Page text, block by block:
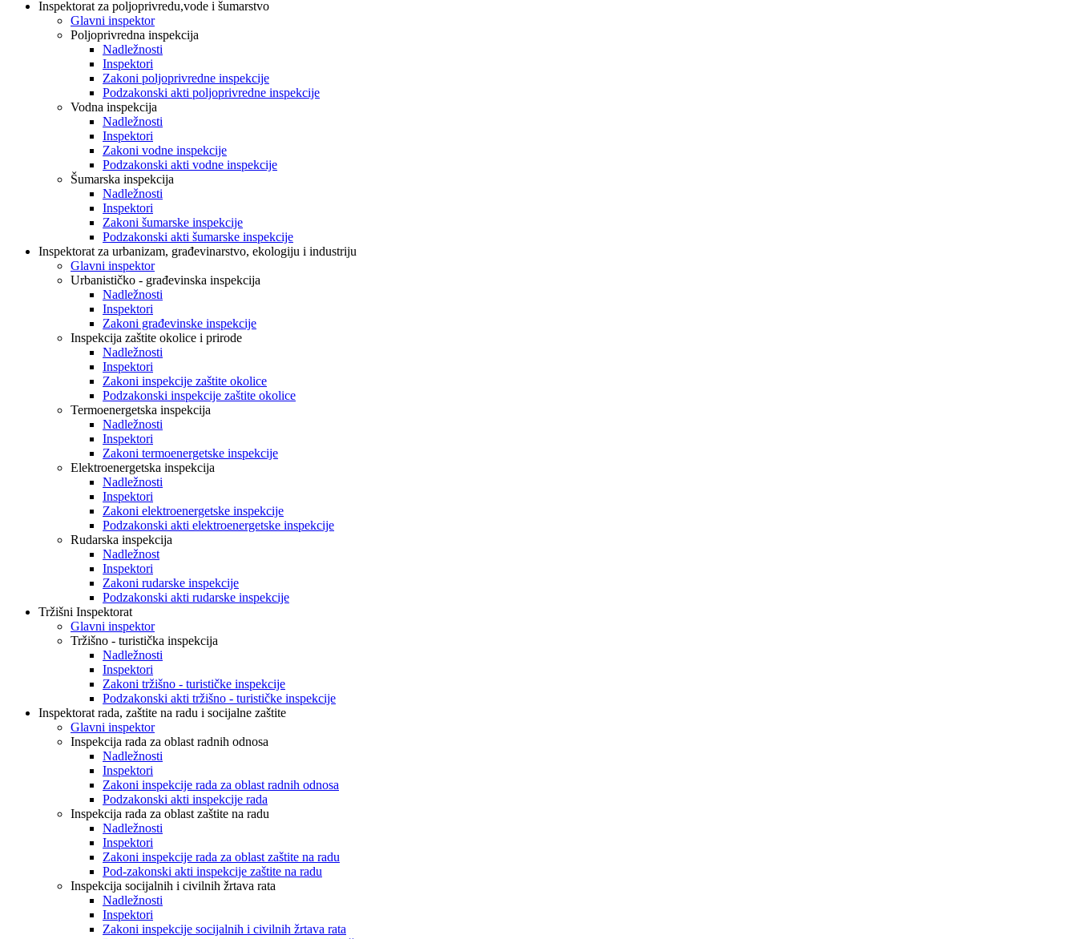
Inspektorat za poljoprivredu,vode i šumarstvo
Glavni inspektor
Poljoprivredna inspekcija
Nadležnosti
Inspektori
Zakoni poljoprivredne inspekcije
Podzakonski akti poljoprivredne inspekcije
Vodna inspekcija
Nadležnosti
Inspektori
Zakoni vodne inspekcije
Podzakonski akti vodne inspekcije
Šumarska inspekcija
Nadležnosti
Inspektori
Zakoni šumarske inspekcije
Podzakonski akti šumarske inspekcije
Inspektorat za urbanizam, građevinarstvo, ekologiju i industriju
Glavni inspektor
Urbanističko - građevinska inspekcija
Nadležnosti
Inspektori
Zakoni građevinske inspekcije
Inspekcija zaštite okolice i prirode
Nadležnosti
Inspektori
Zakoni inspekcije zaštite okolice
Podzakonski inspekcije zaštite okolice
Termoenergetska inspekcija
Nadležnosti
Inspektori
Zakoni termoenergetske inspekcije
Elektroenergetska inspekcija
Nadležnosti
Inspektori
Zakoni elektroenergetske inspekcije
Podzakonski akti elektroenergetske inspekcije
Rudarska inspekcija
Nadležnost
Inspektori
Zakoni rudarske inspekcije
Podzakonski akti rudarske inspekcije
Tržišni Inspektorat
Glavni inspektor
Tržišno - turistička inspekcija
Nadležnosti
Inspektori
Zakoni tržišno - turističke inspekcije
Podzakonski akti tržišno - turističke inspekcije
Inspektorat rada, zaštite na radu i socijalne zaštite
Glavni inspektor
Inspekcija rada za oblast radnih odnosa
Nadležnosti
Inspektori
Zakoni inspekcije rada za oblast radnih odnosa
Podzakonski akti inspekcije rada
Inspekcija rada za oblast zaštite na radu
Nadležnosti
Inspektori
Zakoni inspekcije rada za oblast zaštite na radu
Pod-zakonski akti inspekcije zaštite na radu
Inspekcija socijalnih i civilnih žrtava rata
Nadležnosti
Inspektori
Zakoni inspekcije socijalnih i civilnih žrtava rata